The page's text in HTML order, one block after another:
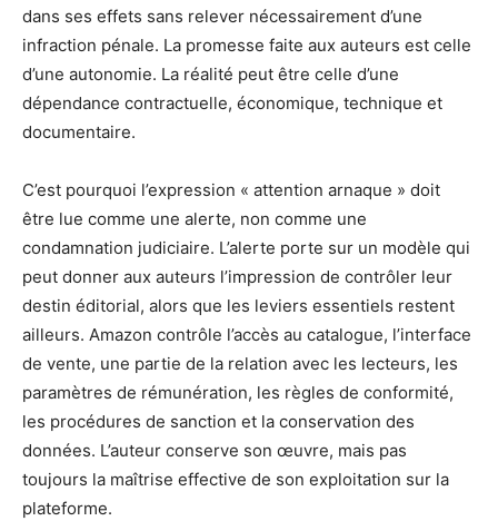
dans ses effets sans relever nécessairement d’une
infraction pénale. La promesse faite aux auteurs est celle
d’une autonomie. La réalité peut être celle d’une
dépendance contractuelle, économique, technique et
documentaire.
C’est pourquoi l’expression « attention arnaque » doit
être lue comme une alerte, non comme une
condamnation judiciaire. L’alerte porte sur un modèle qui
peut donner aux auteurs l’impression de contrôler leur
destin éditorial, alors que les leviers essentiels restent
ailleurs. Amazon contrôle l’accès au catalogue, l’interface
de vente, une partie de la relation avec les lecteurs, les
paramètres de rémunération, les règles de conformité,
les procédures de sanction et la conservation des
données. L’auteur conserve son œuvre, mais pas
toujours la maîtrise effective de son exploitation sur la
plateforme.